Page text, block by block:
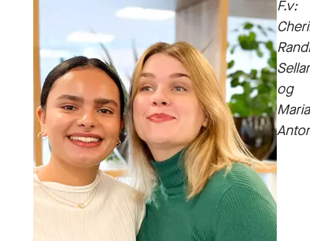
F.v:
Randi
og